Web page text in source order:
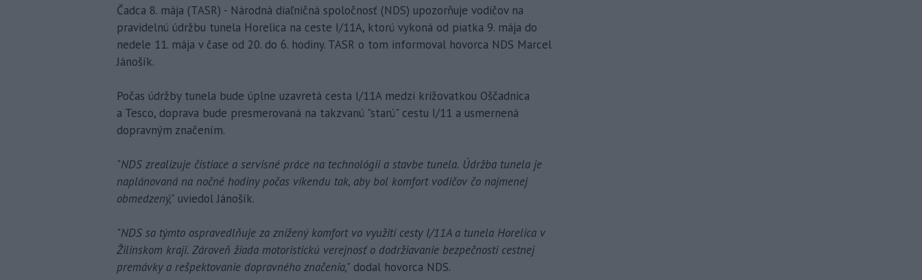
Čadca 8. mája (TASR) - Národná diaľničná spoločnosť (NDS) upozorňuje vodičov na
pravidelnú údržbu tunela Horelica na ceste I/11A, ktorú vykoná od piatka 9. mája do
nedele 11. mája v čase od 20. do 6. hodiny. TASR o tom informoval hovorca NDS Marcel
Jánošík.
Počas údržby tunela bude úplne uzavretá cesta I/11A medzi križovatkou Oščadnica
a Tesco, doprava bude presmerovaná na takzvanú "starú" cestu I/11 a usmernená
dopravným značením.
"NDS zrealizuje čistiace a servisné práce na technológii a stavbe tunela. Údržba tunela je
naplánovaná na nočné hodiny počas víkendu tak, aby bol komfort vodičov čo najmenej
obmedzený," uviedol Jánošík.
"NDS sa týmto ospravedlňuje za znížený komfort vo využití cesty I/11A a tunela Horelica v
Žilinskom kraji. Zároveň žiada motoristickú verejnosť o dodržiavanie bezpečnosti cestnej
premávky a rešpektovanie dopravného značenia," dodal hovorca NDS.